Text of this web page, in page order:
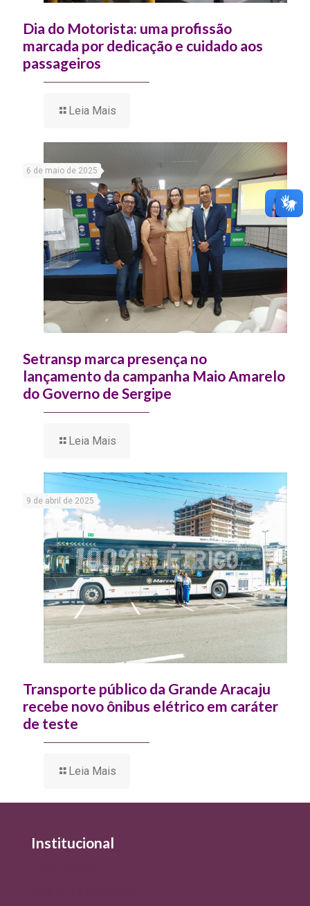
Dia do Motorista: uma profissão
marcada por dedicação e cuidado aos
passageiros
Leia Mais
6 de maio de 2025
Setransp marca presença no
lançamento da campanha Maio Amarelo
do Governo de Sergipe
Leia Mais
9 de abril de 2025
Transporte público da Grande Aracaju
recebe novo ônibus elétrico em caráter
de teste
Leia Mais
Institucional